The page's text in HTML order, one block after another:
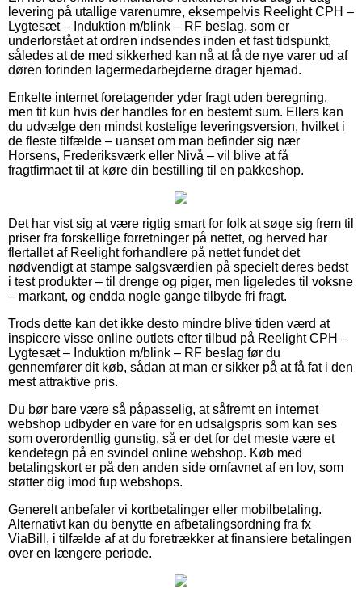
levering på utallige varenumre, eksempelvis Reelight CPH –
Lygtesæt – Induktion m/blink – RF beslag, som er
underforstået at ordren indsendes inden et fast tidspunkt,
således at de med sikkerhed kan nå at få de nye varer ud af
døren forinden lagermedarbejderne drager hjemad.
Enkelte internet foretagender yder fragt uden beregning,
men tit kun hvis der handles for en bestemt sum. Ellers kan
du udvælge den mindst kostelige leveringsversion, hvilket i
de fleste tilfælde – uanset om man befinder sig nær
Horsens, Frederiksværk eller Nivå – vil blive at få
fragtfirmaet til at køre din bestilling til en pakkeshop.
Det har vist sig at være rigtig smart for folk at søge sig frem til
priser fra forskellige forretninger på nettet, og herved har
flertallet af Reelight forhandlere på nettet fundet det
nødvendigt at stampe salgsværdien på specielt deres bedst
i test produkter – til drenge og piger, men ligeledes til voksne
– markant, og endda nogle gange tilbyde fri fragt.
Trods dette kan det ikke desto mindre blive tiden værd at
inspicere visse online outlets efter tilbud på Reelight CPH –
Lygtesæt – Induktion m/blink – RF beslag før du
gennemfører dit køb, sådan at man er sikker på at få fat i den
mest attraktive pris.
Du bør bare være så påpasselig, at såfremt en internet
webshop udbyder en vare for en udsalgspris som kan ses
som overordentlig gunstig, så er det for det meste være et
kendetegn på en svindel online webshop. Køb med
betalingskort er på den anden side omfavnet af en lov, som
støtter dig imod fup webshops.
Generelt anbefaler vi kortbetalinger eller mobilbetaling.
Alternativt kan du benytte en afbetalingsordning fra fx
ViaBill, i tilfælde af at du foretrækker at finansiere betalingen
over en længere periode.